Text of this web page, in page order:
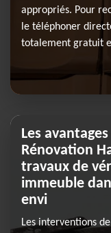
appropriés. Pour
le téléphoner
totalement gratuit
Les
Rénovation
travaux de
immeuble
envi
Les interventions